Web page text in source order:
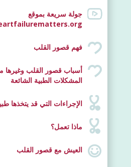
جولة سريعة بموقع
فهم قصور القلب
أسباب قصور القلب وغيرها
المشكلات الطبية الشائعة
الإجراءات التي قد يتخذها
ماذا تعمل؟
العيش مع قصور القلب